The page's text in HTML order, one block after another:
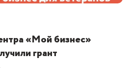
«Мой бизнес»
грант